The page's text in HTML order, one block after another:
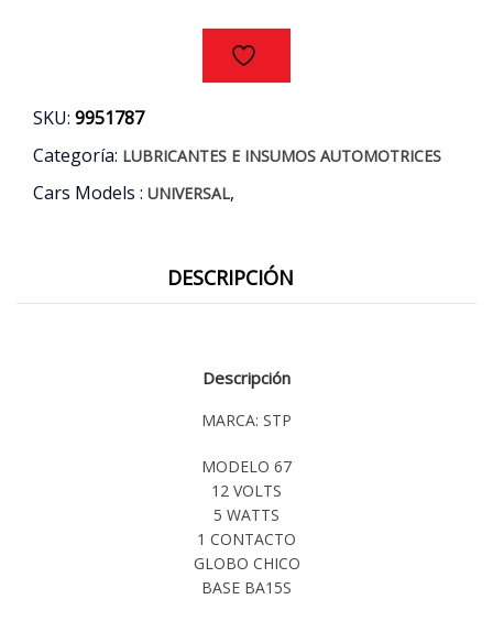
(12V
–
cantidad
SKU: 9951787
Categoría: LUBRICANTES E INSUMOS AUTOMOTRICES
Cars Models : UNIVERSAL,
DESCRIPCIÓN
Descripción
MARCA: STP
MODELO 67
12 VOLTS
5 WATTS
1 CONTACTO
GLOBO CHICO
BASE BA15S